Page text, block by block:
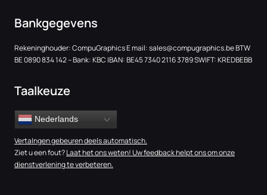
Bankgegevens
Rekeninghouder: CompuGraphics E mail:sales@compugraphics.beBTW
BE 0890 834 142 – Bank: KBC IBAN: BE45 7340 2116 3789 SWIFT: KREDBEBB
Taalkeuze
Nederlands
Vertalngen gebeuren deels automatisch.
Ziet u een fout?Laat het ons weten! Uw feedback helpt ons om onze
dienstverlening te verbeteren.